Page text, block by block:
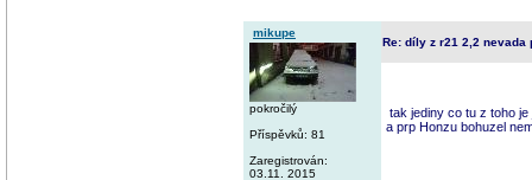
mikupe
pokročilý
Příspěvků: 81
Zaregistrován:
03.11. 2015
Re: díly z r21 2,2 nevada
tak jediny co tu z toho
a prp Honzu bohuzel